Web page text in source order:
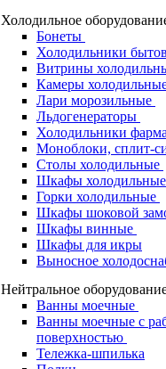
Холодильное
Бонеты
Холодильники
Витрины
Камеры
Лари морозильные
Льдогенераторы
Холодильники
Моноблоки, сплит-
Столы холодильные
Шкафы холодильные
Горки холодильные
Шкафы шоковой
Шкафы винные
Шкафы для икры
Выносное
Нейтральное
Ванны моечные
Ванны моечные с
поверхностью
Тележка-шпилька